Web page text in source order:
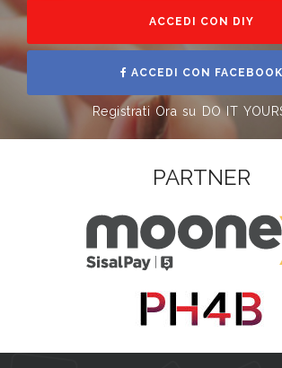
ACCEDI CON DIY
ACCEDI CON FACEBOOK
Registrati Ora su DO IT
PARTNER